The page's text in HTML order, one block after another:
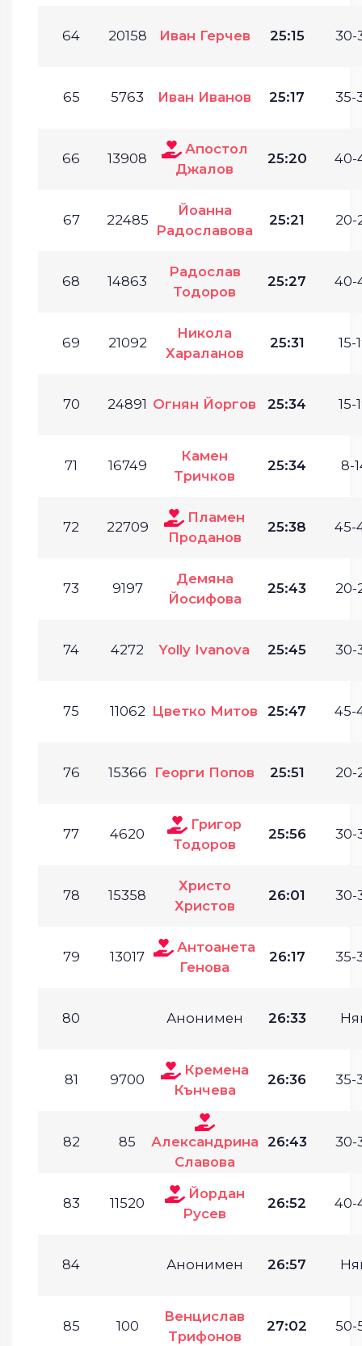
64 20158 Иван Герчев 25:15 30-
65 5763 Иван Иванов 25:17 35-
66 13908
Апостол
Джалов
25:20 40-
67 22485
Йоанна
Радославова
25:21 20-
68 14863
Радослав
Тодоров
25:27 40-
69 21092
Никола
Хараланов
25:31 15-
70 24891 Огнян Йоргов 25:34 15-
71 16749
Камен
Тричков
25:34 8-
72 22709
Пламен
Проданов
25:38 45-
73 9197
Демяна
Йосифова
25:43 20-
74 4272 Yolly Ivanova 25:45 30-
75 11062 Цветко Митов 25:47 45-
76 15366 Георги Попов 25:51 20-
77 4620
Григор
Тодоров
25:56 30-
78 15358
Христо
Христов
26:01 30-
79 13017
Антоанета
Генова
26:17 35-
80 Анонимен 26:33
81 9700
Кремена
Кънчева
26:36 35-
82 85
Александрина
Славова
26:43 30-
83 11520
Йордан
Русев
26:52 40-
84 Анонимен 26:57
85 100
Венцислав
Трифонов
27:02 50-